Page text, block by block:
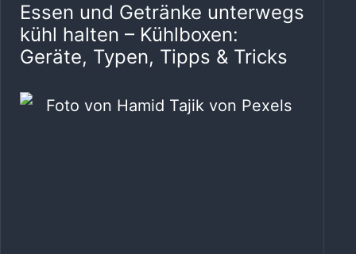
Essen und Getränke unterwegs
kühl halten – Kühlboxen:
Geräte, Typen, Tipps & Tricks